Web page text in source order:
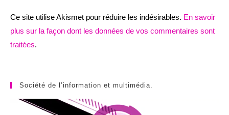
Ce site utilise Akismet pour réduire les indésirables. En savoir
plus sur la façon dont les données de vos commentaires sont
traitées.
Société de l’information et multimédia.